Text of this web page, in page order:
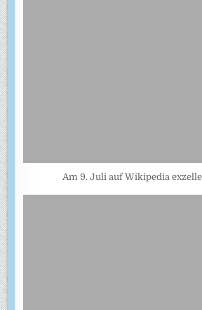
Am 9. Juli auf Wikipedia